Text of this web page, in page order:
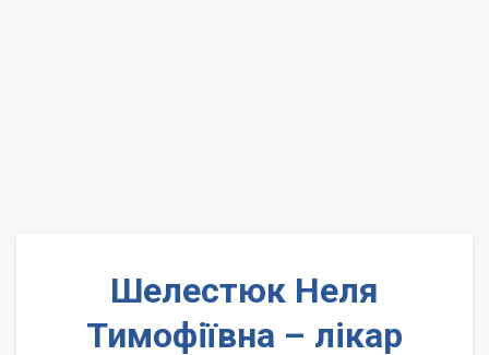
Шелестюк Неля
Тимофіївна – лікар